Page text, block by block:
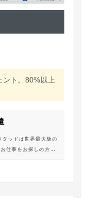
ント。80%以上
ッドは世界最大級の
仕事をお探しの方に